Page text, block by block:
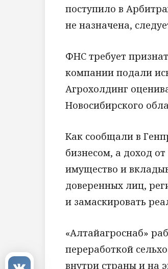
поступило в
не назначена,
ФНС требует
компании подали
Агрохолдинг
Новосибирского
Как сообщали в
бизнесом, а доход
имущество и
доверенных лиц,
и замаскировать
«Алтайагроснаб»
переработкой
внутри страны и на